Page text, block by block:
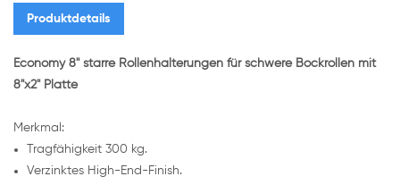
Produktdetails
Economy 8" starre Rollenhalterungen für schwere Bockrollen mit
8"x2" Platte
Merkmal:
Tragfähigkeit 300 kg.
Verzinktes High-End-Finish.